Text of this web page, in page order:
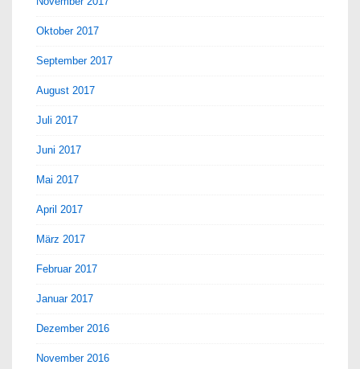
Oktober 2017
September 2017
August 2017
Juli 2017
Juni 2017
Mai 2017
April 2017
März 2017
Februar 2017
Januar 2017
Dezember 2016
November 2016